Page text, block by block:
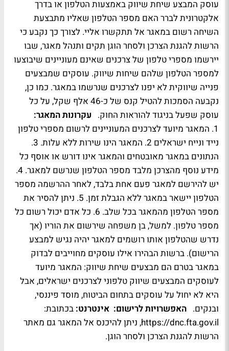
עוסק המבצע שיחת שיווק באמצעות הטלפון או בדרך
אלקטרונית לברר האם מספר הטלפון שאליו מתבצעת
השיחה רשום במאגר אל תתקשרו אליי. לצורך כך נקבע כי
הרשות להגנת הצרכן ולסחר הוגן תקים ותנהל מאגר, שבו
יירשמו מספרי טלפון של צרכנים שאינם מעוניינים שיבוצעו
למספר הטלפון שלהם שיחות שיווק. עוסקים שמבצעים
פנייה שיווקית לא יפנו לצרכנים שנרשמו במאגר. כמו כן,
נקבעה הסמכות להטיל קנס של כ-46 אלף שקל, על כל
עוסק שפעל בניגוד להוראות החוק. עקרונות המאגר:
1. המאגר מיועד לצרכנים המעוניינים לרשום מספרי טלפון
נייד ונייח ישראלים 2. המאגר הינו שירות ללא עלות. 3.
הנתונים במאגר מאובטחים והמאגר אינו דורש או אוסף כל
מידע נוסף מהצרכן מלבד מספר הטלפון שנרשם למאגר. 4.
יש להירשם למאגר פעם אחת בלבד, לאחר ההרשמה מספר
הטלפון יישאר במאגר ללא הגבלת זמן. 5. ניתן להסיר את
מספר הטלפון מהמאגר בכל שלב. 6. כל אדם יכול רשום כל
מספר טלפון. למשל, בן משפחה שירשום את הוריו (אך
נדרש שהטלפון אותו רושמים למאגר יהיה נגיש למבצע
הרישום). ברשות הבהירו אילו עוסקים מחוייבים לבדוק
במאגר בטרם הם מבצעים שיחת שיווק: המאגר מיועד
לעוסקים המבצעים שיווק טלפוני לצרכנים ישראלים, אבל
היא לא יחול על עוסקים בתחום הביטוח, מוסד פיננסי,
ובנקים. האפשרויות לרישום: אינטרנט: בכתובת:
https://dnc.fta.gov.il, ניתן להיכנס אל המאגר גם מאתר
הרשות להגנת הצרכן ולסחר הוגן.